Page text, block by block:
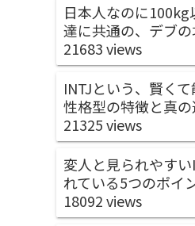
日本人なのに100kg
達に共通の、デブ
21683 views
INTJという、賢く
性格型の特徴と真
21325 views
変人と見られやす
れている5つのポイ
18092 views